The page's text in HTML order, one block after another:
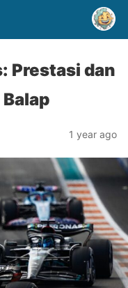
Prestasi dan
1 year ago